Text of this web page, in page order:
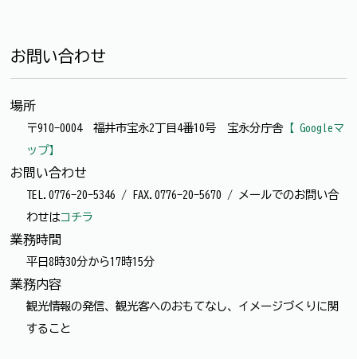
お問い合わせ
場所
〒910-0004 福井市宝永2丁目4番10号 宝永分庁舎【 Googleマ
ップ】
お問い合わせ
TEL.0776-20-5346 / FAX.0776-20-5670 / メールでのお問い合
わせはコチラ
業務時間
平日8時30分から17時15分
業務内容
観光情報の発信、観光客へのおもてなし、イメージづくりに関
すること